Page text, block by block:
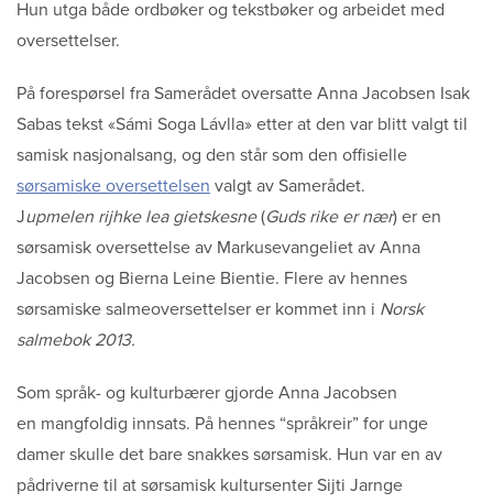
Hun utga både ordbøker og tekstbøker og arbeidet med
oversettelser.
På forespørsel fra Samerådet oversatte Anna Jacobsen Isak
Sabas tekst «Sámi Soga Lávlla» etter at den var blitt valgt til
samisk nasjonalsang, og den står som den offisielle
sørsamiske oversettelsen valgt av Samerådet.
Jupmelen rijhke lea gietskesne(Guds rike er nær) er en
sørsamisk oversettelse av Markusevangeliet av Anna
Jacobsen og Bierna Leine Bientie. Flere av hennes
sørsamiske salmeoversettelser er kommet inn i Norsk
salmebok 2013.
Som språk- og kulturbærer gjorde Anna Jacobsen
en mangfoldig innsats. På hennes “språkreir” for unge
damer skulle det bare snakkes sørsamisk. Hun var en av
pådriverne til at sørsamisk kultursenter Sijti Jarnge